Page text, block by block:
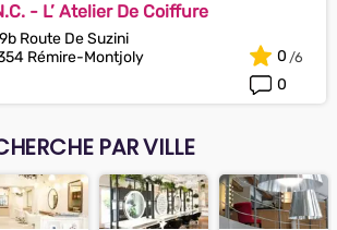
- L’ Atelier De Coiffure
Route De Suzini
Rémire-Montjoly
0
0
PAR VILLE